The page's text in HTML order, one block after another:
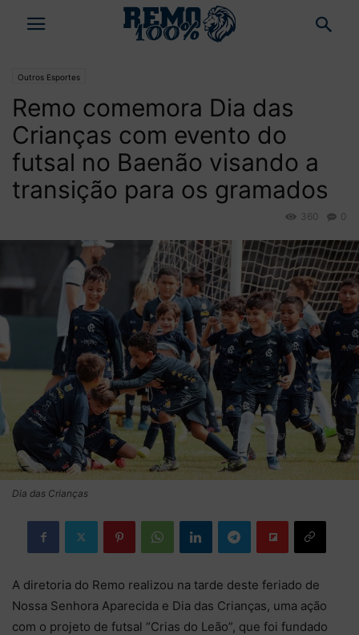
Outros Esportes
Remo comemora Dia das
Crianças com evento do
futsal no Baenão visando a
transição para os gramados
0
360
Dia das Crianças
A diretoria do Remo realizou na tarde deste feriado de
Nossa Senhora Aparecida e Dia das Crianças, uma ação
com o projeto de futsal “Crias do Leão”, que foi fundado